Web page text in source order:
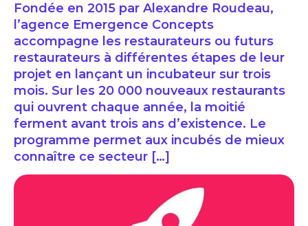
Fondée en 2015 par Alexandre Roudeau,
l’agence Emergence Concepts
accompagne les restaurateurs ou futurs
restaurateurs à différentes étapes de leur
projet en lançant un incubateur sur trois
mois. Sur les 20 000 nouveaux restaurants
qui ouvrent chaque année, la moitié
ferment avant trois ans d’existence. Le
programme permet aux incubés de mieux
connaître ce secteur […]